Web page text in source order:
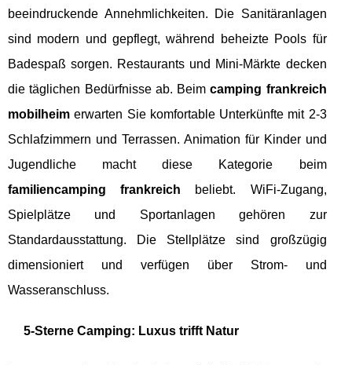
beeindruckende Annehmlichkeiten. Die Sanitäranlagen
sind modern und gepflegt, während beheizte Pools für
Badespaß sorgen. Restaurants und Mini-Märkte decken
die täglichen Bedürfnisse ab. Beimcamping frankreich
mobilheim erwarten Sie komfortable Unterkünfte mit 2-3
Schlafzimmern und Terrassen. Animation für Kinder und
Jugendliche macht diese Kategorie beim
familiencamping frankreich beliebt. WiFi-Zugang,
Spielplätze und Sportanlagen gehören zur
Standardausstattung. Die Stellplätze sind großzügig
dimensioniert und verfügen über Strom- und
Wasseranschluss.
5-Sterne Camping: Luxus trifft Natur